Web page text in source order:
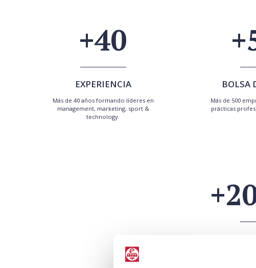
+40
EXPERIENCIA
Más de 40 años formando líderes en
management, marketing, sport &
technology.
BOLSA
Más de 500
prácticas